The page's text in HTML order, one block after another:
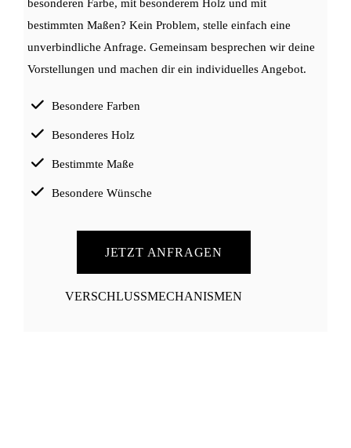
besonderen Farbe, mit besonderem Holz und mit
bestimmten Maßen? Kein Problem, stelle einfach eine
unverbindliche Anfrage. Gemeinsam besprechen wir deine
Vorstellungen und machen dir ein individuelles Angebot.
Besondere Farben
Besonderes Holz
Bestimmte Maße
Besondere Wünsche
JETZT ANFRAGEN
VERSCHLUSSMECHANISMEN